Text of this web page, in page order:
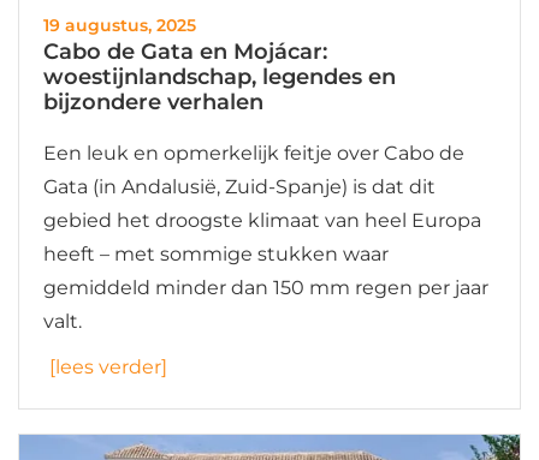
19 augustus, 2025
Cabo de Gata en Mojácar:
woestijnlandschap, legendes en
bijzondere verhalen
Een leuk en opmerkelijk feitje over Cabo de
Gata (in Andalusië, Zuid-Spanje) is dat dit
gebied het droogste klimaat van heel Europa
heeft – met sommige stukken waar
gemiddeld minder dan 150 mm regen per jaar
valt.
[lees verder]